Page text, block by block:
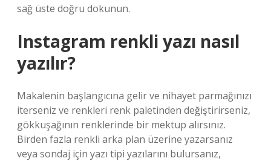
sağ üste doğru dokunun.
Instagram renkli yazı nasıl
yazılır?
Makalenin başlangıcına gelir ve nihayet parmağınızı
iterseniz ve renkleri renk paletinden değiştirirseniz,
gökkuşağının renklerinde bir mektup alırsınız.
Birden fazla renkli arka plan üzerine yazarsanız
veya sondaj için yazı tipi yazılarını bulursanız,